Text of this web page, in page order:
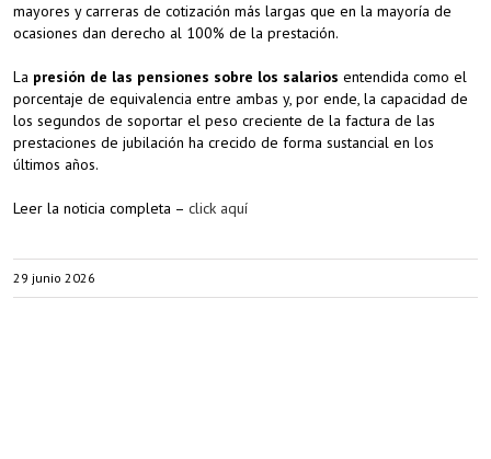
mayores y carreras de cotización más largas que en la mayoría de
ocasiones dan derecho al 100% de la prestación.
La presión de las pensiones sobre los salarios entendida como el
porcentaje de equivalencia entre ambas y, por ende, la capacidad de
los segundos de soportar el peso creciente de la factura de las
prestaciones de jubilación ha crecido de forma sustancial en los
últimos años.
Leer la noticia completa – click aquí
29 junio 2026